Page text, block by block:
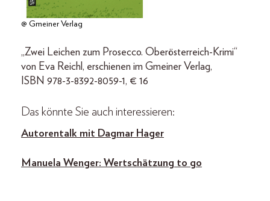
@ Gmeiner Verlag
„Zwei Leichen zum Prosecco. Oberösterreich-Krimi“
von Eva Reichl, erschienen im Gmeiner Verlag,
ISBN 978-3-8392-8059-1, € 16
Das könnte Sie auch interessieren:
Autorentalk mit Dagmar Hager
Manuela Wenger: Wertschätzung to go